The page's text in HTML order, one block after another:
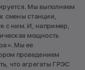
Мы выполняем
смены станции,
с ним. И, например,
мощность
Мы ее
проведением
что агрегаты ГРЭС